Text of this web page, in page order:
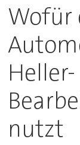
Wofür
Heller-
nutzt